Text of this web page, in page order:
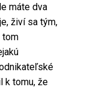
máte dva
živí sa tým,
tom
k tomu, že